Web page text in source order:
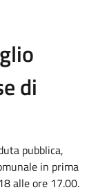
di
pubblica,
in prima
alle ore 17.00.